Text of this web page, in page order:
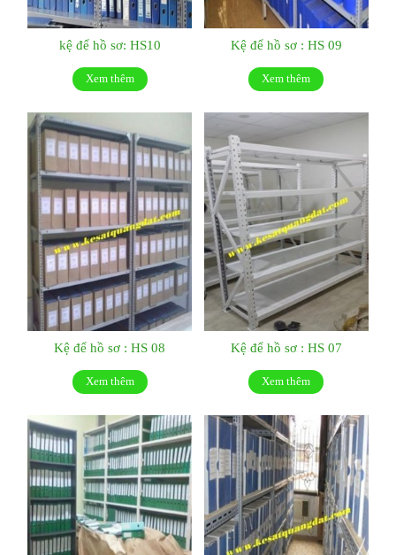
kệ để hồ sơ: HS10
Xem thêm
Kệ để hồ sơ : HS 09
Xem thêm
Kệ để hồ sơ : HS 08
Xem thêm
Kệ để hồ sơ : HS 07
Xem thêm